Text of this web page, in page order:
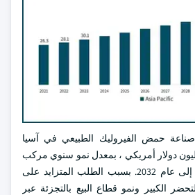
حمض الفيروليك الطبيعي في آسيا
الهادئ 51.22 مليون دولار أمريكي ، بمعدل نمو سنوي مركب
قدره 7٪ من عام 2024 إلى عام 2032. بسبب الطلب المتزايد على
الكبير ونمو قطاع البيع بالتجزئة عبر